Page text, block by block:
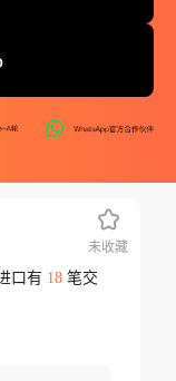
口有 18笔交
未收藏